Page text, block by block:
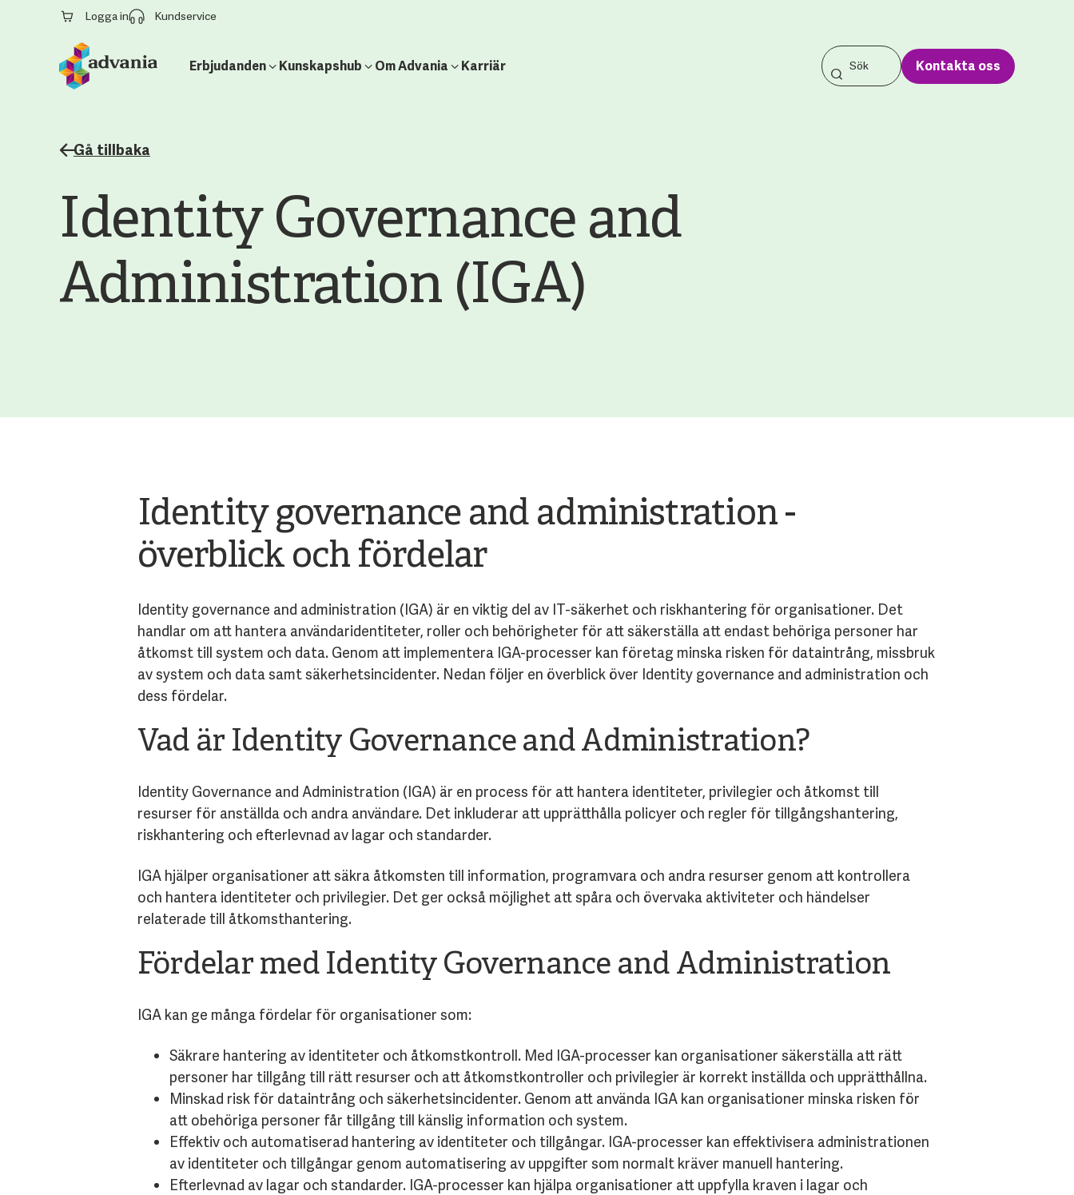
Logga in Kundservice
Erbjudanden Kunskapshub Om Advania Karriär Kontakta oss
Gå tillbaka
Identity Governance and
Administration (IGA)
Identity governance and administration -
överblick och fördelar
Identity governance and administration (IGA) är en viktig del av IT-säkerhet och riskhantering för organisationer. Det
handlar om att hantera användaridentiteter, roller och behörigheter för att säkerställa att endast behöriga personer har
åtkomst till system och data. Genom att implementera IGA-processer kan företag minska risken för dataintrång, missbruk
av system och data samt säkerhetsincidenter. Nedan följer en överblick över Identity governance and administration och
dess fördelar.
Vad är Identity Governance and Administration?
Identity Governance and Administration (IGA) är en process för att hantera identiteter, privilegier och åtkomst till
resurser för anställda och andra användare. Det inkluderar att upprätthålla policyer och regler för tillgångshantering,
riskhantering och efterlevnad av lagar och standarder.
IGA hjälper organisationer att säkra åtkomsten till information, programvara och andra resurser genom att kontrollera
och hantera identiteter och privilegier. Det ger också möjlighet att spåra och övervaka aktiviteter och händelser
relaterade till åtkomsthantering.
Fördelar med Identity Governance and Administration
IGA kan ge många fördelar för organisationer som:
Säkrare hantering av identiteter och åtkomstkontroll. Med IGA-processer kan organisationer säkerställa att rätt
personer har tillgång till rätt resurser och att åtkomstkontroller och privilegier är korrekt inställda och upprätthållna.
Minskad risk för dataintrång och säkerhetsincidenter. Genom att använda IGA kan organisationer minska risken för
att obehöriga personer får tillgång till känslig information och system.
Effektiv och automatiserad hantering av identiteter och tillgångar. IGA-processer kan effektivisera administrationen
av identiteter och tillgångar genom automatisering av uppgifter som normalt kräver manuell hantering.
Efterlevnad av lagar och standarder. IGA-processer kan hjälpa organisationer att uppfylla kraven i lagar och